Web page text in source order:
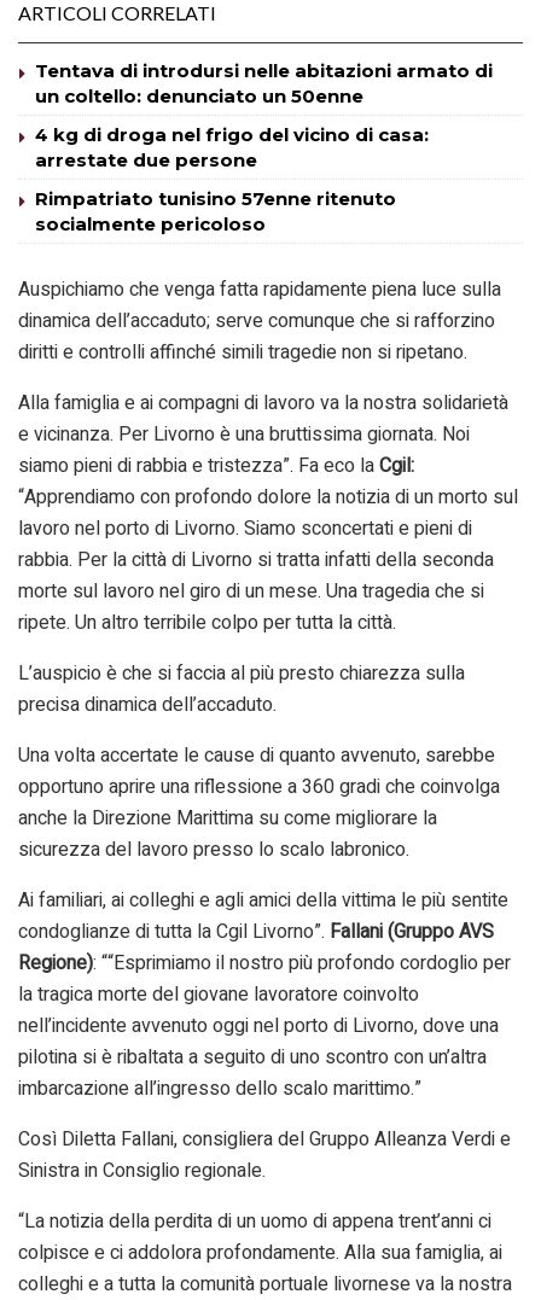
ARTICOLI CORRELATI
Tentava di introdursi nelle abitazioni armato di
un coltello: denunciato un 50enne
4 kg di droga nel frigo del vicino di casa:
arrestate due persone
Rimpatriato tunisino 57enne ritenuto
socialmente pericoloso
Auspichiamo che venga fatta rapidamente piena luce sulla
dinamica dell’accaduto; serve comunque che si rafforzino
diritti e controlli affinché simili tragedie non si ripetano.
Alla famiglia e ai compagni di lavoro va la nostra solidarietà
e vicinanza. Per Livorno è una bruttissima giornata. Noi
siamo pieni di rabbia e tristezza”. Fa eco laCgil:
“Apprendiamo con profondo dolore la notizia di un morto sul
lavoro nel porto di Livorno. Siamo sconcertati e pieni di
rabbia. Per la città di Livorno si tratta infatti della seconda
morte sul lavoro nel giro di un mese. Una tragedia che si
ripete. Un altro terribile colpo per tutta la città.
L’auspicio è che si faccia al più presto chiarezza sulla
precisa dinamica dell’accaduto.
Una volta accertate le cause di quanto avvenuto, sarebbe
opportuno aprire una riflessione a 360 gradi che coinvolga
anche la Direzione Marittima su come migliorare la
sicurezza del lavoro presso lo scalo labronico.
Ai familiari, ai colleghi e agli amici della vittima le più sentite
condoglianze di tutta la Cgil Livorno”. Fallani (Gruppo AVS
Regione): ““Esprimiamo il nostro più profondo cordoglio per
la tragica morte del giovane lavoratore coinvolto
nell’incidente avvenuto oggi nel porto di Livorno, dove una
pilotina si è ribaltata a seguito di uno scontro con un’altra
imbarcazione all’ingresso dello scalo marittimo.”
Così Diletta Fallani, consigliera del Gruppo Alleanza Verdi e
Sinistra in Consiglio regionale.
“La notizia della perdita di un uomo di appena trent’anni ci
colpisce e ci addolora profondamente. Alla sua famiglia, ai
colleghi e a tutta la comunità portuale livornese va la nostra